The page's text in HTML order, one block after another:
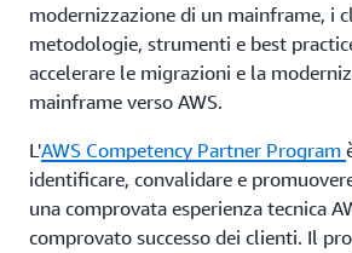
modernizzazione di un mainframe, i
metodologie, strumenti e best
accelerare le migrazioni e la
mainframe verso AWS.
L'AWS Competency Partner Program
identificare, convalidare e
una comprovata esperienza tecnica
comprovato successo dei clienti. Il